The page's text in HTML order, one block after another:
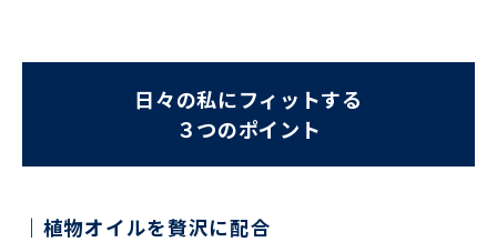
日々の私にフィットする
３つのポイント
植物オイルを贅沢に配合